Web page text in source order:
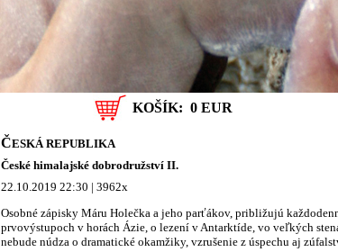
KOŠÍK: 0 EUR
ČESKÁ REPUBLIKA
České himalajské dobrodružství II.
22.10.2019 22:30 | 3962x
Osobné zápisky Máru Holečka a jeho parťákov, približujú
prvovýstupoch v horách Ázie, o lezení v Antarktíde, vo veľkých
nebude núdza o dramatické okamžiky, vzrušenie z úspechu aj